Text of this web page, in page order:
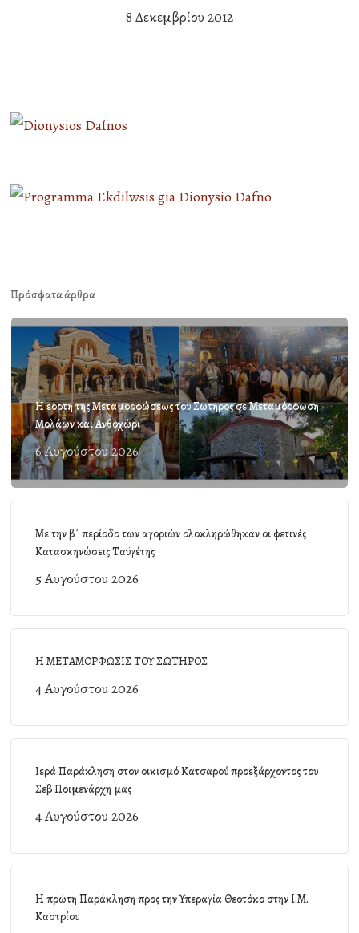
8 Δεκεμβρίου 2012
Πρόσφατα άρθρα
Η εορτή της Μεταμορφώσεως του Σωτήρος σε Μεταμόρφωση
Μολάων και Ανθοχώρι
6 Αυγούστου 2026
Με την β΄ περίοδο των αγοριών ολοκληρώθηκαν οι φετινές
Κατασκηνώσεις Ταϋγέτης
5 Αυγούστου 2026
Η ΜΕΤΑΜΟΡΦΩΣΙΣ ΤΟΥ ΣΩΤΗΡΟΣ
4 Αυγούστου 2026
Ιερά Παράκληση στον οικισμό Κατσαρού προεξάρχοντος του
Σεβ Ποιμενάρχη μας
4 Αυγούστου 2026
Η πρώτη Παράκληση προς την Υπεραγία Θεοτόκο στην Ι.Μ.
Καστρίου